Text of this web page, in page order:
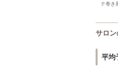
テ巻き
サロン
平均